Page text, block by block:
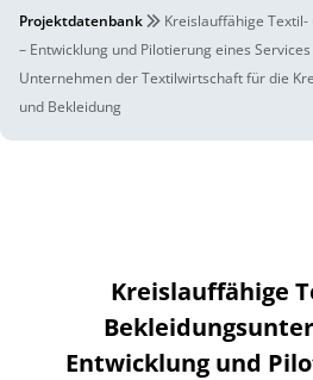
Projektdatenbank
Kreislauffähige
– Entwicklung und Pilotierung eines
Unternehmen der Textilwirtschaft für die
und Bekleidung
Kreislauffähige
Entwicklung und